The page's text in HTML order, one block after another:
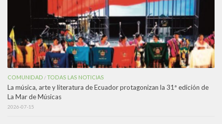
COMUNIDAD /TODAS LAS NOTICIAS
La música, arte y literatura de Ecuador protagonizan la 31ª edición de
La Mar de Músicas
2026-07-15